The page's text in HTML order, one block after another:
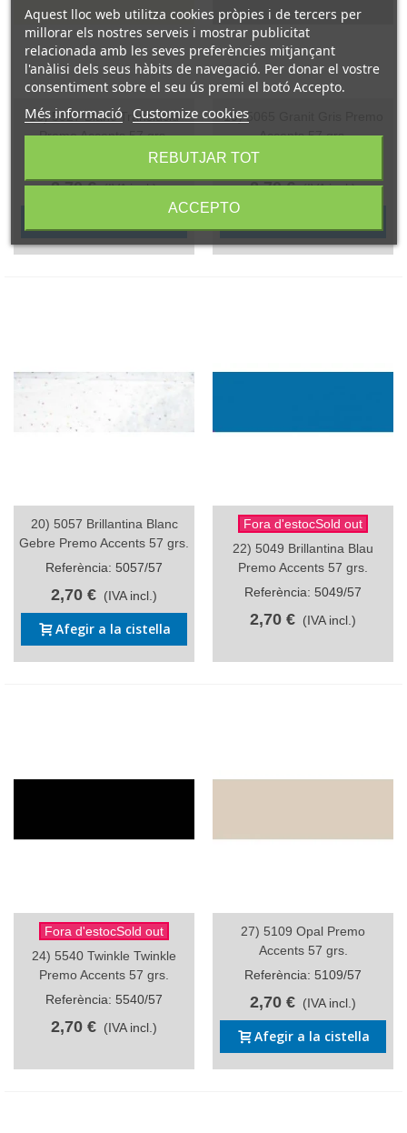
13) 5527 Blanc Translúcid
Premo Accents 57 grs.
Referència: 5527/57
2,70 € (IVA incl.)
19) 5065 Granit Gris Premo
Accents 57 grs.
Referència: 5065/57
2,70 € (IVA incl.)
20) 5057 Brillantina Blanc
Gebre Premo Accents 57 grs.
Referència: 5057/57
2,70 € (IVA incl.)
Afegir a la cistella
Fora d'estocSold out
22) 5049 Brillantina Blau
Premo Accents 57 grs.
Referència: 5049/57
2,70 € (IVA incl.)
Fora d'estocSold out
24) 5540 Twinkle Twinkle
Premo Accents 57 grs.
Referència: 5540/57
2,70 € (IVA incl.)
27) 5109 Opal Premo
Accents 57 grs.
Referència: 5109/57
2,70 € (IVA incl.)
Afegir a la cistella
Aquest lloc web utilitza cookies pròpies i de tercers per
millorar els nostres serveis i mostrar publicitat
relacionada amb les seves preferències mitjançant
l'anàlisi dels seus hàbits de navegació. Per donar el vostre
consentiment sobre el seu ús premi el botó Accepto.
Més informació Customize cookies
REBUTJAR TOT
ACCEPTO